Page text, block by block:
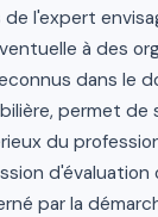
l'expert
à des
dans le
permet de
du
par la